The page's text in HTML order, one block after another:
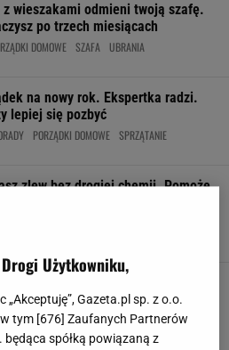
wieszakami odmieni twoją szafę.
po trzech miesiącach
DOMOWE SZAFA UBRANIA
na nowy rok. Ekspertka radzi.
lepiej się pozbyć
PORZĄDKI DOMOWE SPRZĄTANIE
zlew bez drogiej chemii. Pomoże
i pachnąca jak w hotelu? Tak
świeżość
POŚCIEL PRANIE SPRZĄTANIE
Użytkowniku,
„Akceptuję”, Gazeta.pl sp. z o.o.
tym [676] Zaufanych Partnerów
będąca spółką powiązaną z